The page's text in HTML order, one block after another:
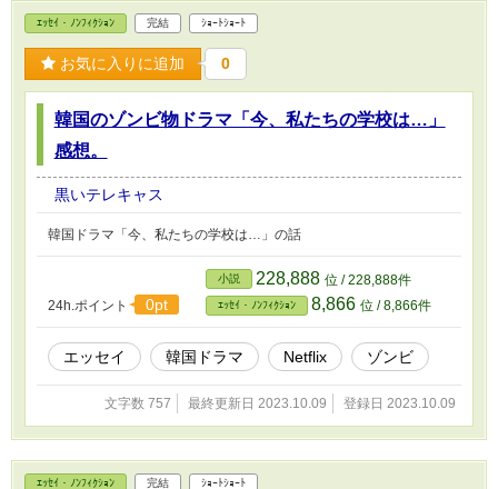
ｴｯｾｲ・ﾉﾝﾌｨｸｼｮﾝ 完結 ｼｮｰﾄｼｮｰﾄ
お気に入りに追加 0
韓国のゾンビ物ドラマ「今、私たちの学校は…」
感想。
黒いテレキャス
韓国ドラマ「今、私たちの学校は…」の話
24h.ポイント 0pt
小説 228,888 位 / 228,888件
ｴｯｾｲ・ﾉﾝﾌｨｸｼｮﾝ 8,866 位 / 8,866件
エッセイ 韓国ドラマ Netflix ゾンビ
文字数 757 最終更新日 2023.10.09 登録日 2023.10.09
ｴｯｾｲ・ﾉﾝﾌｨｸｼｮﾝ 完結 ｼｮｰﾄｼｮｰﾄ